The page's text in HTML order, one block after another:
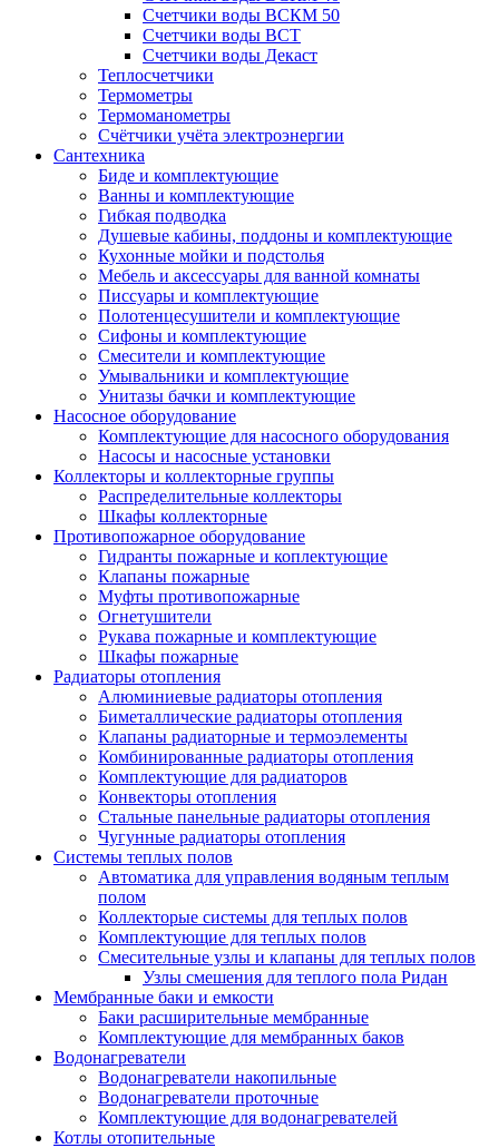
Счетчики воды ВСКМ 50
Счетчики воды ВСТ
Счетчики воды Декаст
Теплосчетчики
Термометры
Термоманометры
Счётчики учёта электроэнергии
Сантехника
Биде и комплектующие
Ванны и комплектующие
Гибкая подводка
Душевые кабины, поддоны и комплектующие
Кухонные мойки и подстолья
Мебель и аксессуары для ванной комнаты
Писсуары и комплектующие
Полотенцесушители и комплектующие
Сифоны и комплектующие
Смесители и комплектующие
Умывальники и комплектующие
Унитазы бачки и комплектующие
Насосное оборудование
Комплектующие для насосного оборудования
Насосы и насосные установки
Коллекторы и коллекторные группы
Распределительные коллекторы
Шкафы коллекторные
Противопожарное оборудование
Гидранты пожарные и коплектующие
Клапаны пожарные
Муфты противопожарные
Огнетушители
Рукава пожарные и комплектующие
Шкафы пожарные
Радиаторы отопления
Алюминиевые радиаторы отопления
Биметаллические радиаторы отопления
Клапаны радиаторные и термоэлементы
Комбинированные радиаторы отопления
Комплектующие для радиаторов
Конвекторы отопления
Стальные панельные радиаторы отопления
Чугунные радиаторы отопления
Системы теплых полов
Автоматика для управления водяным теплым
полом
Коллекторые системы для теплых полов
Комплектующие для теплых полов
Смесительные узлы и клапаны для теплых полов
Узлы смешения для теплого пола Ридан
Мембранные баки и емкости
Баки расширительные мембранные
Комплектующие для мембранных баков
Водонагреватели
Водонагреватели накопильные
Водонагреватели проточные
Комплектующие для водонагревателей
Котлы отопительные